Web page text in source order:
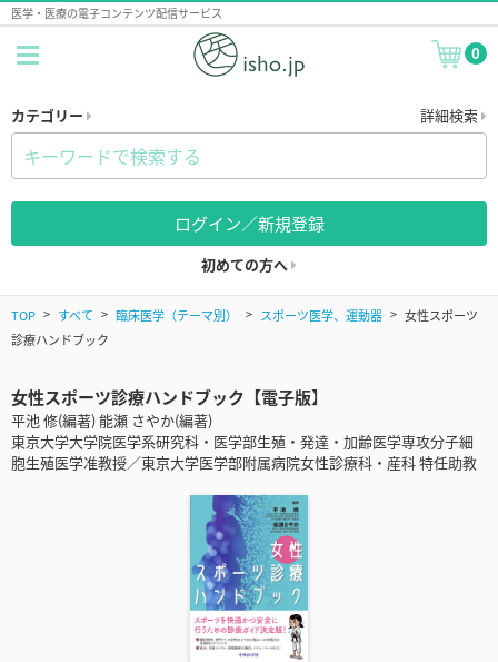
医学・医療の電子コンテンツ配信サービス
0
カテゴリー 詳細検索
ログイン／新規登録
初めての方へ
TOP すべて 臨床医学（テーマ別） スポーツ医学、運動器
女性スポーツ
診療ハンドブック
女性スポーツ診療ハンドブック【電子版】
平池 修(編著) 能瀬 さやか(編著)
東京大学大学院医学系研究科・医学部生殖・発達・加齢医学専攻分子細
胞生殖医学准教授／東京大学医学部附属病院女性診療科・産科 特任助教